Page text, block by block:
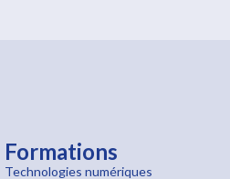
Formations
Technologies numériques